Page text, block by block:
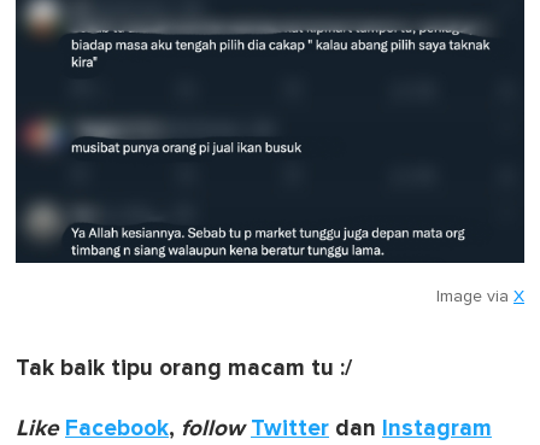
Image via X
Tak baik tipu orang macam tu :/
Like Facebook, follow Twitter dan Instagram